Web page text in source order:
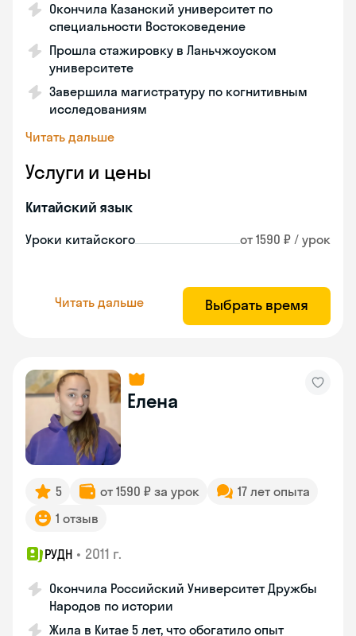
Окончила Казанский университет по
специальности Востоковедение
Прошла стажировку в Ланьчжоуском
университете
Завершила магистратуру по когнитивным
исследованиям
Читать дальше
Услуги и цены
Китайский язык
Уроки китайского от 1590 ₽ / урок
Читать дальше Выбрать время
Елена
5 от 1590 ₽ за урок
17 лет опыта
1 отзыв
РУДН • 2011 г.
Окончила Российский Университет Дружбы
Народов по истории
Жила в Китае 5 лет, что обогатило опыт